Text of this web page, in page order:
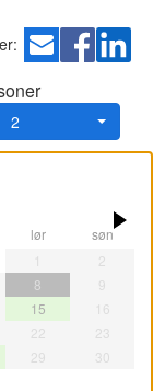
2
lør
søn
1
2
8
9
15
16
22
23
29
30